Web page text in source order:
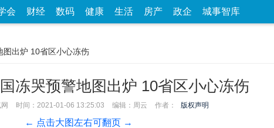
会 财经 数码 健康 生活 房产 政企 城事智库
图出炉 10省区小心冻伤
冻哭预警地图出炉 10省区小心冻伤
时间：2021-01-06 13:25:03 编辑：周云 作者： 版权声明
← 点击大图左右可翻页 →